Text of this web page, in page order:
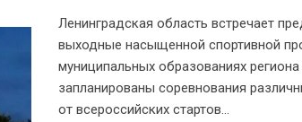
Ленинградская область встречает
выходные насыщенной спортивной
муниципальных образованиях региона
запланированы соревнования
от всероссийских стартов...